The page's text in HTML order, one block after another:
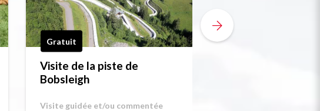
Gratuit
Visite de la piste de
Bobsleigh
Visite guidée et/ou commentée